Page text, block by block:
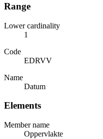
Range
Lower cardinality
1
Code
EDRVV
Name
Datum
Elements
Member name
Oppervlakte